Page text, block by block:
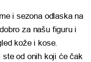
i sezona odlaska na
za našu figuru i
kože i kose.
od onih koji će čak